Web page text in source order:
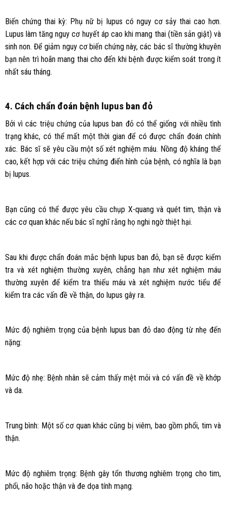
Biến chứng thai kỳ: Phụ nữ bị lupus có nguy cơ sảy thai cao hơn.
Lupus làm tăng nguy cơ huyết áp cao khi mang thai (tiền sản giật) và
sinh non. Để giảm nguy cơ biến chứng này, các bác sĩ thường khuyên
bạn nên trì hoãn mang thai cho đến khi bệnh được kiểm soát trong ít
nhất sáu tháng.
4. Cách chẩn đoán bệnh lupus ban đỏ
Bởi vì các triệu chứng của lupus ban đỏ có thể giống với nhiều tình
trạng khác, có thể mất một thời gian để có được chẩn đoán chính
xác. Bác sĩ sẽ yêu cầu một số xét nghiệm máu. Nồng độ kháng thể
cao, kết hợp với các triệu chứng điển hình của bệnh, có nghĩa là bạn
bị lupus.
Bạn cũng có thể được yêu cầu chụp X-quang và quét tim, thận và
các cơ quan khác nếu bác sĩ nghĩ rằng họ nghi ngờ thiệt hại.
Sau khi được chẩn đoán mắc bệnh lupus ban đỏ, bạn sẽ được kiểm
tra và xét nghiệm thường xuyên, chẳng hạn như xét nghiệm máu
thường xuyên để kiểm tra thiếu máu và xét nghiệm nước tiểu để
kiểm tra các vấn đề về thận, do lupus gây ra.
Mức độ nghiêm trọng của bệnh lupus ban đỏ dao động từ nhẹ đến
nặng:
Mức độ nhẹ: Bệnh nhân sẽ cảm thấy mệt mỏi và có vấn đề về khớp
và da.
Trung bình: Một số cơ quan khác cũng bị viêm, bao gồm phổi, tim và
thận.
Mức độ nghiêm trọng: Bệnh gây tổn thương nghiêm trọng cho tim,
phổi, não hoặc thận và đe dọa tính mạng.